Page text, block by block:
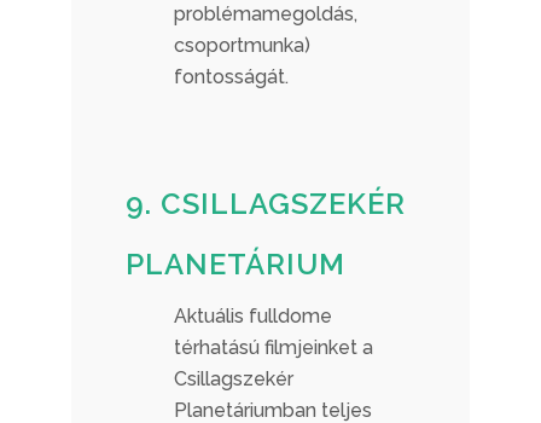
problémamegoldás,
csoportmunka)
fontosságát.
9. CSILLAGSZEKÉR
PLANETÁRIUM
Aktuális fulldome
térhatású filmjeinket a
Csillagszekér
Planetáriumban teljes